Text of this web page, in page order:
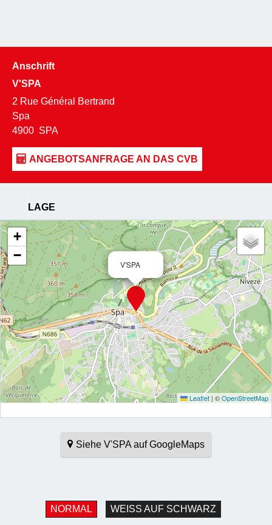
Anschrift
V'SPA
2 Rue Général Bertrand
Spa
4900 SPA
LAGE
V'SPA
+
−
Leaflet | ©OpenStreetMap
Siehe V'SPA auf GoogleMaps
NORMAL WEISS AUF SCHWARZ